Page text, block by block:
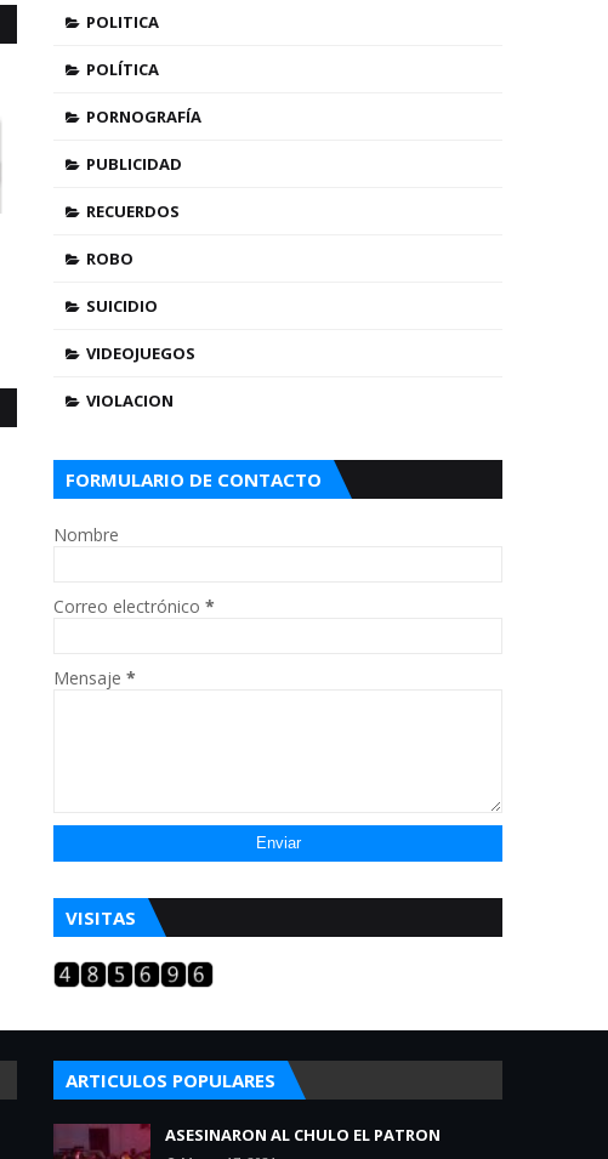
POLITICA
POLÍTICA
PORNOGRAFÍA
PUBLICIDAD
RECUERDOS
ROBO
SUICIDIO
VIDEOJUEGOS
VIOLACION
FORMULARIO DE CONTACTO
Nombre
Correo electrónico *
Mensaje *
VISITAS
ARTICULOS POPULARES
ASESINARON AL CHULO EL PATRON